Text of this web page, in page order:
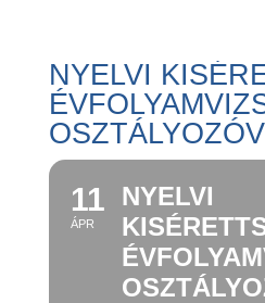
NYELVI
11
ÁPR
NYELVI